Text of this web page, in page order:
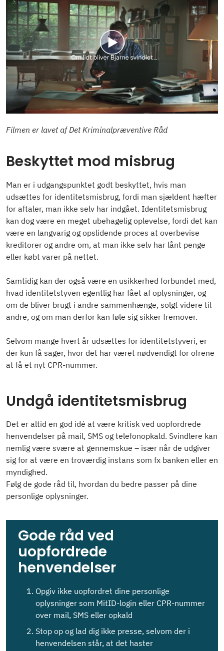
Filmen er lavet af Det Kriminalpræventive Råd
Beskyttet mod misbrug
Man er i udgangspunktet godt beskyttet, hvis man
udsættes for identitetsmisbrug, fordi man sjældent hæfter
for aftaler, man ikke selv har indgået. Identitetsmisbrug
kan dog være en meget ubehagelig oplevelse, fordi det kan
være en langvarig og opslidende proces at overbevise
kreditorer og andre om, at man ikke selv har lånt penge
eller købt varer på nettet.
Samtidig kan der også være en usikkerhed forbundet med,
hvad identitetstyven egentlig har fået af oplysninger, og
om de bliver brugt i andre sammenhænge, solgt videre til
andre, og om man derfor kan føle sig sikker fremover.
Selvom mange hvert år udsættes for identitetstyveri, er
der kun få sager, hvor det har været nødvendigt for ofrene
at få et nyt CPR-nummer.
Undgå identitetsmisbrug
Det er altid en god idé at være kritisk ved uopfordrede
henvendelser på mail, SMS og telefonopkald. Svindlere kan
nemlig være svære at gennemskue – især når de udgiver
sig for at være en troværdig instans som fx banken eller en
myndighed.
Følg de gode råd til, hvordan du bedre passer på dine
personlige oplysninger.
Gode råd ved
uopfordrede
henvendelser
Opgiv ikke uopfordret dine personlige
oplysninger som MitID-login eller CPR-nummer
over mail, SMS eller opkald
Stop op og lad dig ikke presse, selvom der i
henvendelsen står, at det haster